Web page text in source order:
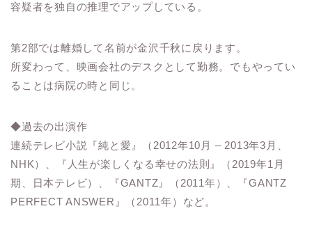
容疑者を独自の推理でアップしている。
第2部では離婚して名前が金沢千秋に戻ります。
所変わって、映画会社のデスクとして勤務。でもやってい
ることは病院の時と同じ。
◆過去の出演作
連続テレビ小説『純と愛』（2012年10月 – 2013年3月、
NHK）、『人生が楽しくなる幸せの法則』（2019年1月
期、日本テレビ）、『GANTZ』（2011年）、『GANTZ
PERFECT ANSWER』（2011年）など。